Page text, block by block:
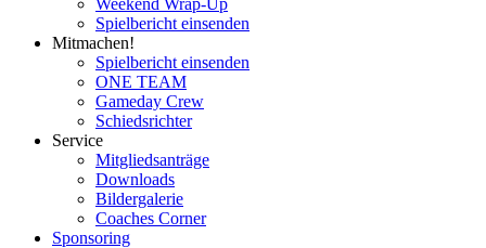
Weekend Wrap-Up
Spielbericht einsenden
Mitmachen!
Spielbericht einsenden
ONE TEAM
Gameday Crew
Schiedsrichter
Service
Mitgliedsanträge
Downloads
Bildergalerie
Coaches Corner
Sponsoring